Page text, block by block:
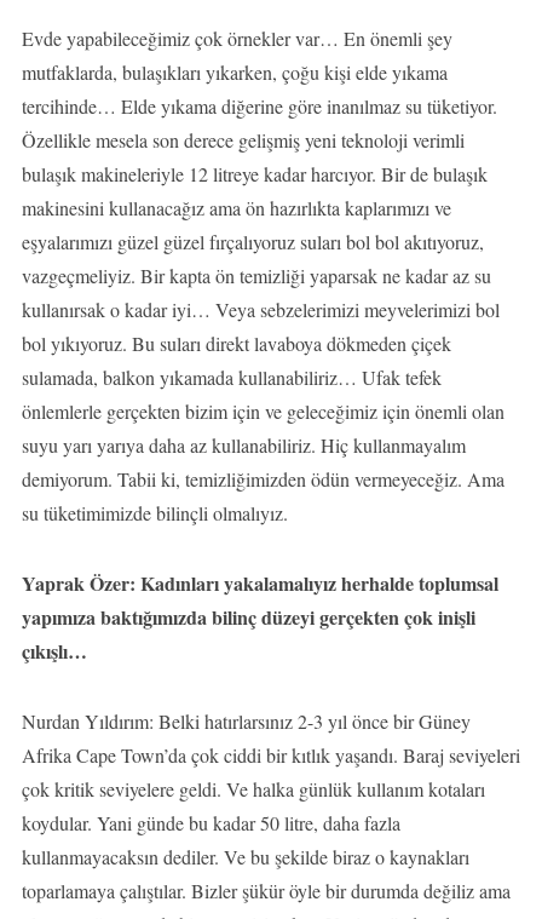
Evde yapabileceğimiz çok örnekler var… En önemli şey
mutfaklarda, bulaşıkları yıkarken, çoğu kişi elde yıkama
tercihinde… Elde yıkama diğerine göre inanılmaz su tüketiyor.
Özellikle mesela son derece gelişmiş yeni teknoloji verimli
bulaşık makineleriyle 12 litreye kadar harcıyor. Bir de bulaşık
makinesini kullanacağız ama ön hazırlıkta kaplarımızı ve
eşyalarımızı güzel güzel fırçalıyoruz suları bol bol akıtıyoruz,
vazgeçmeliyiz. Bir kapta ön temizliği yaparsak ne kadar az su
kullanırsak o kadar iyi… Veya sebzelerimizi meyvelerimizi bol
bol yıkıyoruz. Bu suları direkt lavaboya dökmeden çiçek
sulamada, balkon yıkamada kullanabiliriz… Ufak tefek
önlemlerle gerçekten bizim için ve geleceğimiz için önemli olan
suyu yarı yarıya daha az kullanabiliriz. Hiç kullanmayalım
demiyorum. Tabii ki, temizliğimizden ödün vermeyeceğiz. Ama
su tüketimimizde bilinçli olmalıyız.
Yaprak Özer: Kadınları yakalamalıyız herhalde toplumsal
yapımıza baktığımızda bilinç düzeyi gerçekten çok inişli
çıkışlı…
Nurdan Yıldırım: Belki hatırlarsınız 2-3 yıl önce bir Güney
Afrika Cape Town’da çok ciddi bir kıtlık yaşandı. Baraj seviyeleri
çok kritik seviyelere geldi. Ve halka günlük kullanım kotaları
koydular. Yani günde bu kadar 50 litre, daha fazla
kullanmayacaksın dediler. Ve bu şekilde biraz o kaynakları
toparlamaya çalıştılar. Bizler şükür öyle bir durumda değiliz ama